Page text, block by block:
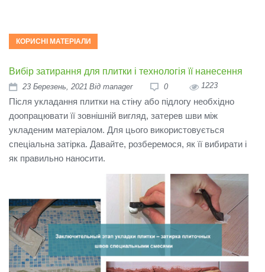
КОРИСНІ МАТЕРІАЛИ
Вибір затирання для плитки і технологія її нанесення
23 Березень, 2021 Від manager 0 1223
Після укладання плитки на стіну або підлогу необхідно
доопрацювати її зовнішній вигляд, затерев шви між
укладеним матеріалом. Для цього використовується
спеціальна затірка. Давайте, розберемося, як її вибирати і
як правильно наносити.